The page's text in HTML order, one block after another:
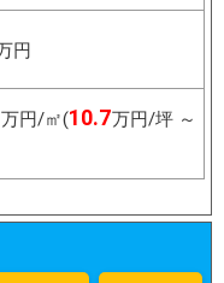
円
万円/㎡(10.7万円/坪 ～